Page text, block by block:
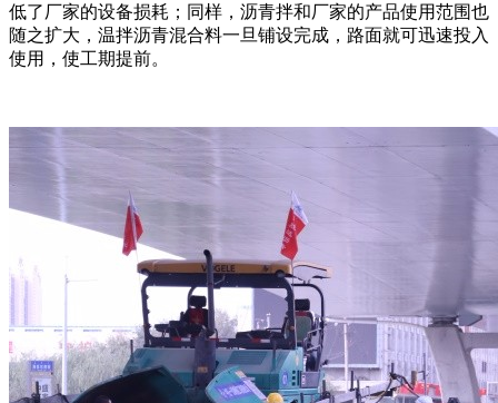
低了厂家的设备损耗；同样，沥青拌和厂家的产品使用范围也
随之扩大，温拌沥青混合料一旦铺设完成，路面就可迅速投入
使用，使工期提前。